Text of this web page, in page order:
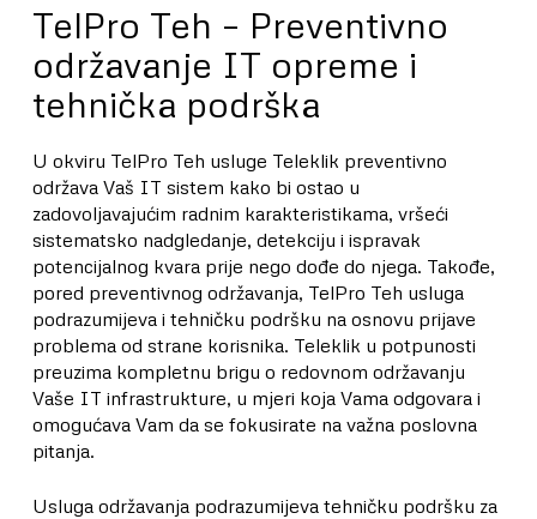
TelPro Teh – Preventivno
održavanje IT opreme i
tehnička podrška
U okviru TelPro Teh usluge Teleklik preventivno
održava Vaš IT sistem kako bi ostao u
zadovoljavajućim radnim karakteristikama, vršeći
sistematsko nadgledanje, detekciju i ispravak
potencijalnog kvara prije nego dođe do njega. Takođe,
pored preventivnog održavanja, TelPro Teh usluga
podrazumijeva i tehničku podršku na osnovu prijave
problema od strane korisnika. Teleklik u potpunosti
preuzima kompletnu brigu o redovnom održavanju
Vaše IT infrastrukture, u mjeri koja Vama odgovara i
omogućava Vam da se fokusirate na važna poslovna
pitanja.
Usluga održavanja podrazumijeva tehničku podršku za